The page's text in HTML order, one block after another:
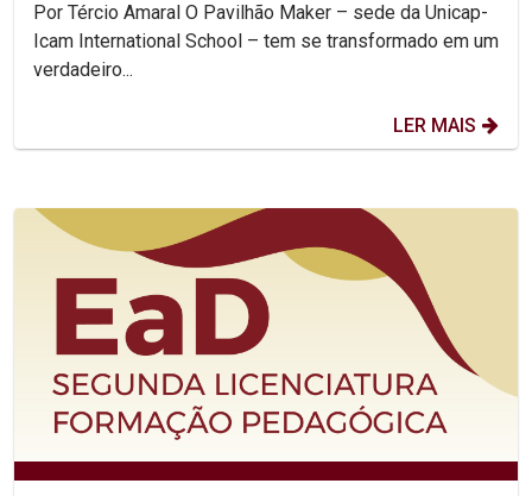
Por Tércio Amaral O Pavilhão Maker – sede da Unicap-
Icam International School – tem se transformado em um
verdadeiro...
LER MAIS